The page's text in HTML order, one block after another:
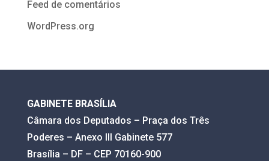
Feed de comentários
WordPress.org
GABINETE BRASÍLIA
Câmara dos Deputados – Praça dos Três
Poderes – Anexo III Gabinete 577
Brasília – DF – CEP 70160-900